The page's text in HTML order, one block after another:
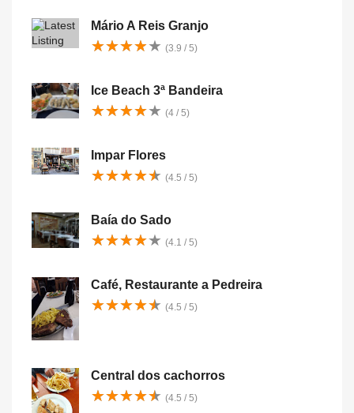
Mário A Reis Granjo
★★★★★
★★★★★ (3.9 / 5)
Ice Beach 3ª Bandeira
★★★★★
★★★★★ (4 / 5)
Impar Flores
★★★★★
★★★★★ (4.5 / 5)
Baía do Sado
★★★★★
★★★★★ (4.1 / 5)
Café, Restaurante a Pedreira
★★★★★
★★★★★ (4.5 / 5)
Central dos cachorros
★★★★★
★★★★★ (4.5 / 5)